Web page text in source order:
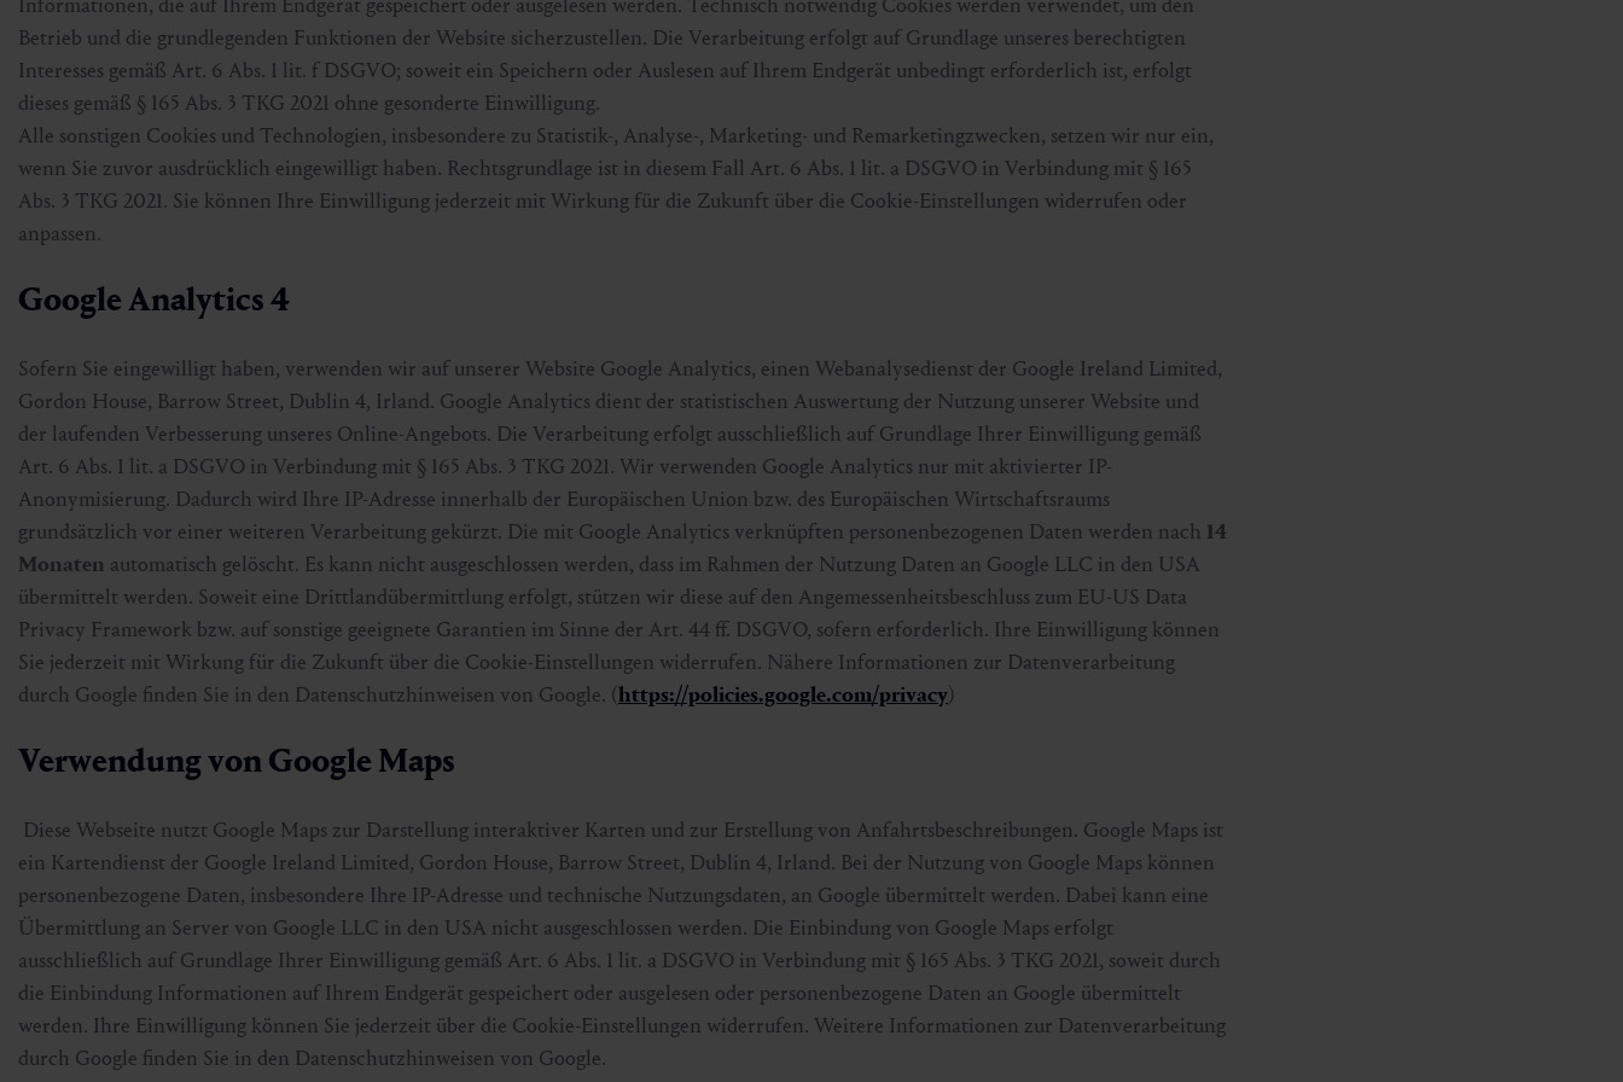
Betrieb und die grundlegenden Funktionen der Website sicherzustellen. Die Verarbeitung erfolgt auf Grundlage unseres berechtigten
Interesses gemäß Art. 6 Abs. 1 lit. f DSGVO; soweit ein Speichern oder Auslesen auf Ihrem Endgerät unbedingt erforderlich ist, erfolgt
dieses gemäß § 165 Abs. 3 TKG 2021 ohne gesonderte Einwilligung.
Alle sonstigen Cookies und Technologien, insbesondere zu Statistik-, Analyse-, Marketing- und Remarketingzwecken, setzen wir nur ein,
wenn Sie zuvor ausdrücklich eingewilligt haben. Rechtsgrundlage ist in diesem Fall Art. 6 Abs. 1 lit. a DSGVO in Verbindung mit § 165
Abs. 3 TKG 2021. Sie können Ihre Einwilligung jederzeit mit Wirkung für die Zukunft über die Cookie-Einstellungen widerrufen oder
anpassen.
Google Analytics 4
Sofern Sie eingewilligt haben, verwenden wir auf unserer Website Google Analytics, einen Webanalysedienst der Google Ireland Limited,
Gordon House, Barrow Street, Dublin 4, Irland. Google Analytics dient der statistischen Auswertung der Nutzung unserer Website und
der laufenden Verbesserung unseres Online-Angebots. Die Verarbeitung erfolgt ausschließlich auf Grundlage Ihrer Einwilligung gemäß
Art. 6 Abs. 1 lit. a DSGVO in Verbindung mit § 165 Abs. 3 TKG 2021. Wir verwenden Google Analytics nur mit aktivierter IP-
Anonymisierung. Dadurch wird Ihre IP-Adresse innerhalb der Europäischen Union bzw. des Europäischen Wirtschaftsraums
grundsätzlich vor einer weiteren Verarbeitung gekürzt. Die mit Google Analytics verknüpften personenbezogenen Daten werden nach 14
Monaten automatisch gelöscht. Es kann nicht ausgeschlossen werden, dass im Rahmen der Nutzung Daten an Google LLC in den USA
übermittelt werden. Soweit eine Drittlandübermittlung erfolgt, stützen wir diese auf den Angemessenheitsbeschluss zum EU-US Data
Privacy Framework bzw. auf sonstige geeignete Garantien im Sinne der Art. 44 ff. DSGVO, sofern erforderlich. Ihre Einwilligung können
Sie jederzeit mit Wirkung für die Zukunft über die Cookie-Einstellungen widerrufen. Nähere Informationen zur Datenverarbeitung
durch Google finden Sie in den Datenschutzhinweisen von Google. (https://policies.google.com/privacy)
Verwendung von Google Maps
Diese Webseite nutzt Google Maps zur Darstellung interaktiver Karten und zur Erstellung von Anfahrtsbeschreibungen. Google Maps ist
ein Kartendienst der Google Ireland Limited, Gordon House, Barrow Street, Dublin 4, Irland. Bei der Nutzung von Google Maps können
personenbezogene Daten, insbesondere Ihre IP-Adresse und technische Nutzungsdaten, an Google übermittelt werden. Dabei kann eine
Übermittlung an Server von Google LLC in den USA nicht ausgeschlossen werden. Die Einbindung von Google Maps erfolgt
ausschließlich auf Grundlage Ihrer Einwilligung gemäß Art. 6 Abs. 1 lit. a DSGVO in Verbindung mit § 165 Abs. 3 TKG 2021, soweit durch
die Einbindung Informationen auf Ihrem Endgerät gespeichert oder ausgelesen oder personenbezogene Daten an Google übermittelt
werden. Ihre Einwilligung können Sie jederzeit über die Cookie-Einstellungen widerrufen. Weitere Informationen zur Datenverarbeitung
durch Google finden Sie in den Datenschutzhinweisen von Google.